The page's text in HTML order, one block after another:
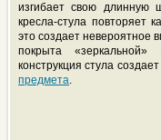
изгибает свою длинную
кресла-стула повторяет
это создает невероятное
покрыта
конструкция стула
предмета.